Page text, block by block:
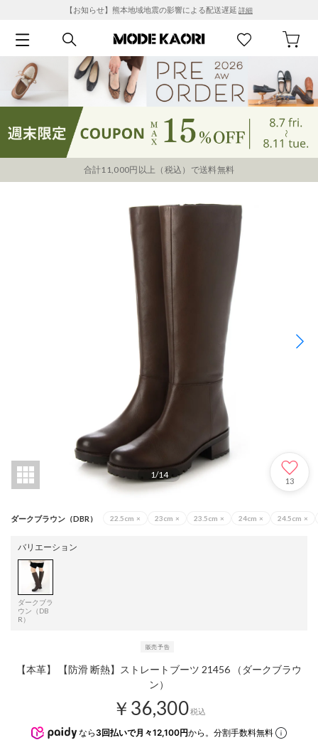
【お知らせ】熊本地域地震の影響による配送遅延 詳細
合計11,000円以上（税込）で送料無料
1/14
13
ダークブラウン（DBR） 22.5cm × 23cm × 23.5cm × 24cm × 24.5cm ×
バリエーション
ダークブラ
ウン（DB
R）
【本革】 【防滑 断熱】ストレートブーツ 21456 （ダークブラウ
ン）
￥36,300税込
なら 3回払いで月々12,100円から。分割手数料無料